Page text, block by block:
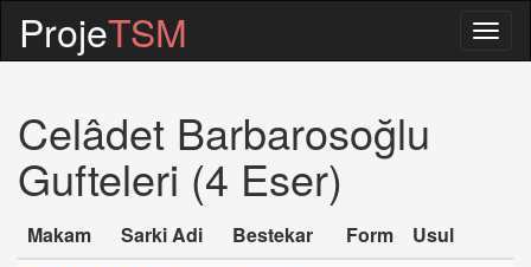
ProjeTSM
Celâdet Barbarosoğlu
Gufteleri (4 Eser)
Makam Sarki Adi Bestekar Form
Usul